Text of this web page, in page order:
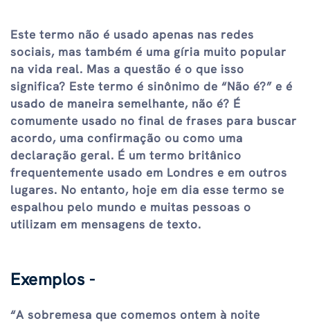
Este termo não é usado apenas nas redes
sociais, mas também é uma gíria muito popular
na vida real. Mas a questão é o que isso
significa? Este termo é sinônimo de “Não é?” e é
usado de maneira semelhante, não é? É
comumente usado no final de frases para buscar
acordo, uma confirmação ou como uma
declaração geral. É um termo britânico
frequentemente usado em Londres e em outros
lugares. No entanto, hoje em dia esse termo se
espalhou pelo mundo e muitas pessoas o
utilizam em mensagens de texto.
Exemplos -
“A sobremesa que comemos ontem à noite